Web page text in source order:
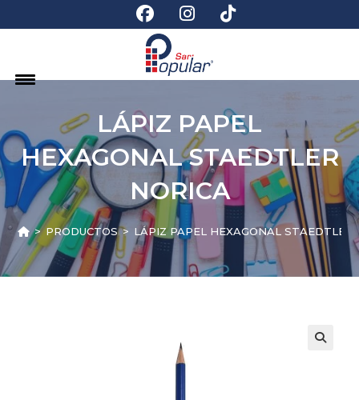
LÁPIZ PAPEL
HEXAGONAL STAEDTLER
NORICA
> PRODUCTOS > LÁPIZ PAPEL HEXAGONAL STAEDTLER